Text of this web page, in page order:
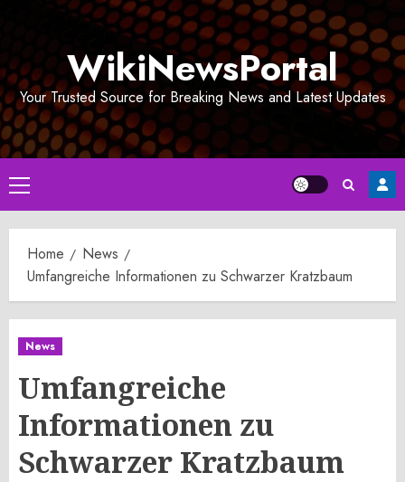
WikiNewsPortal
Your Trusted Source for Breaking News and Latest Updates
Primary
Menu
Home
News
Umfangreiche Informationen zu Schwarzer Kratzbaum
News
Umfangreiche
Informationen zu
Schwarzer Kratzbaum